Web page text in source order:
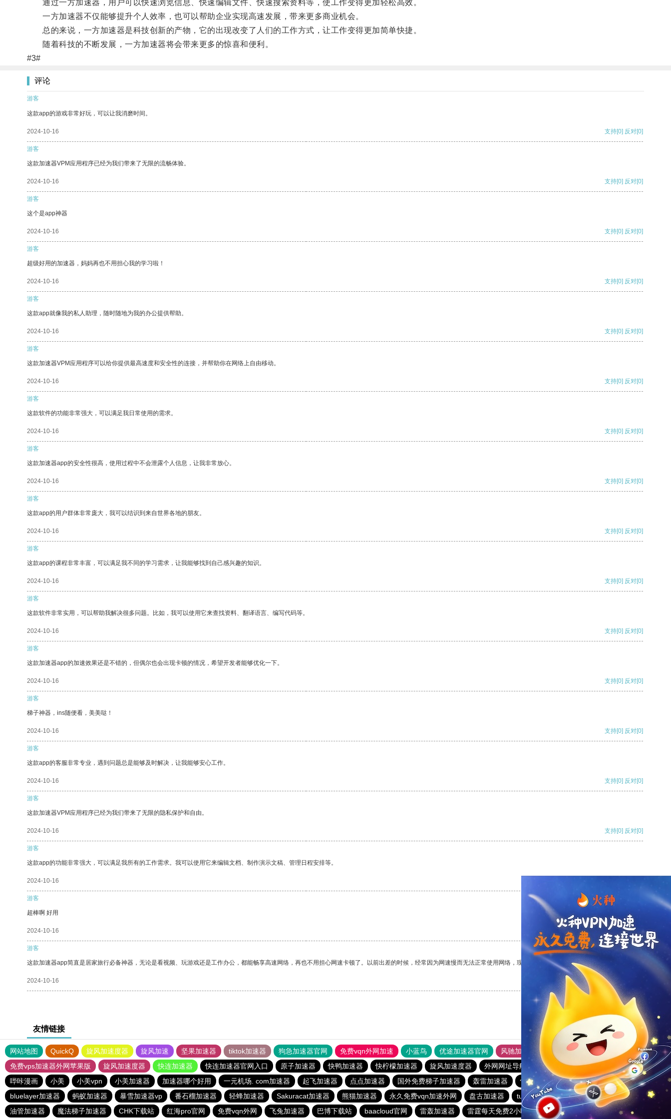
通过一方加速器，用户可以快速浏览信息、快速编辑文件、快速搜索资料等，使工作变得更加轻松高效。
一方加速器不仅能够提升个人效率，也可以帮助企业实现高速发展，带来更多商业机会。
总的来说，一方加速器是科技创新的产物，它的出现改变了人们的工作方式，让工作变得更加简单快捷。
随着科技的不断发展，一方加速器将会带来更多的惊喜和便利。
#3#
评论
游客
这款app的游戏非常好玩，可以让我消磨时间。
2024-10-16 支持[0] 反对[0]
游客
这款加速器VPM应用程序已经为我们带来了无限的流畅体验。
2024-10-16 支持[0] 反对[0]
游客
这个是app神器
2024-10-16 支持[0] 反对[0]
游客
超级好用的加速器，妈妈再也不用担心我的学习啦！
2024-10-16 支持[0] 反对[0]
游客
这款app就像我的私人助理，随时随地为我的办公提供帮助。
2024-10-16 支持[0] 反对[0]
游客
这款加速器VPM应用程序可以给你提供最高速度和安全性的连接，并帮助你在网络上自由移动。
2024-10-16 支持[0] 反对[0]
游客
这款软件的功能非常强大，可以满足我日常使用的需求。
2024-10-16 支持[0] 反对[0]
游客
这款加速器app的安全性很高，使用过程中不会泄露个人信息，让我非常放心。
2024-10-16 支持[0] 反对[0]
游客
这款app的用户群体非常庞大，我可以结识到来自世界各地的朋友。
2024-10-16 支持[0] 反对[0]
游客
这款app的课程非常丰富，可以满足我不同的学习需求，让我能够找到自己感兴趣的知识。
2024-10-16 支持[0] 反对[0]
游客
这款软件非常实用，可以帮助我解决很多问题。比如，我可以使用它来查找资料、翻译语言、编写代码等。
2024-10-16 支持[0] 反对[0]
游客
这款加速器app的加速效果还是不错的，但偶尔也会出现卡顿的情况，希望开发者能够优化一下。
2024-10-16 支持[0] 反对[0]
游客
梯子神器，ins随便看，美美哒！
2024-10-16 支持[0] 反对[0]
游客
这款app的客服非常专业，遇到问题总是能够及时解决，让我能够安心工作。
2024-10-16 支持[0] 反对[0]
游客
这款加速器VPM应用程序已经为我们带来了无限的隐私保护和自由。
2024-10-16 支持[0] 反对[0]
游客
这款app的功能非常强大，可以满足我所有的工作需求。我可以使用它来编辑文档、制作演示文稿、管理日程安排等。
2024-10-16
游客
超棒啊 好用
2024-10-16 支持 [0] 反对 [0]
游客
这款加速器app简直是居家旅行必备神器，无论是看视频、玩游戏还是工作办公，都能畅享高速网络，再也不用担心网速卡顿了。以前出差的时候，经常因为网速慢而无法正常使用网络，现在有了这个app，我再也不用担心了。
2024-10-16 支持
友情链接
网站地图 QuickQ 旋风加速度器 旋风加速 坚果加速器 tiktok加速器 狗急加速器官网 免费vqn外网加速 小蓝鸟 优途加速器官网 风驰加速器
旋风加速器
免费vps加速器外网苹果版
旋风加速度器 快连加速器 快连加速器官网入口 原子加速器 快鸭加速器 快柠檬加速器 旋风加速度器 外网网址导航 软件中心 雷霆加速
狂飙加速器
哔咔漫画
小美 小美vpn 小美加速器 加速器哪个好用 一元机场. com加速器 起飞加速器 点点加速器 国外免费梯子加速器 轰雷加速器 快喵vpv加速器 一元机场
雷霆下载站
bluelayer加速器
蚂蚁加速器 暴雪加速器vp 番石榴加速器 轻蜂加速器 Sakuracat加速器 熊猫加速器 永久免费vqn加速外网 盘古加速器 turbo加速器 白鲸加速器
安易加速器
油管加速器
魔法梯子加速器 CHK下载站 红海pro官网 免费vqn外网 飞兔加速器 巴博下载站 baacloud官网 雷轰加速器 雷霆每天免费2小时 快柠檬加速器官网